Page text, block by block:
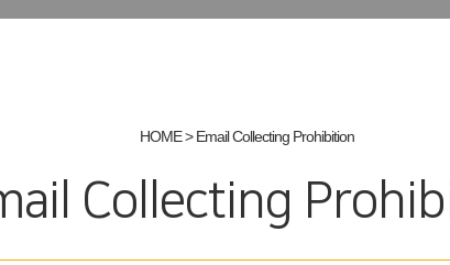
HOME >Email Collecting Prohibition
Collecting